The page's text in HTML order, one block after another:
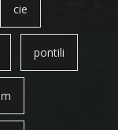
cie
pontili